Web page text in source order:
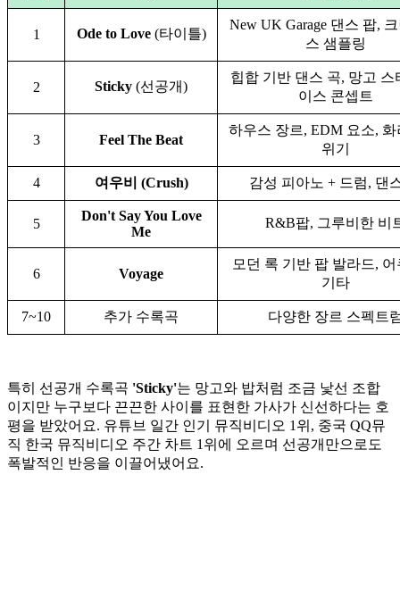
1 Ode to Love(타이틀)
New UK Garage 댄스 팝,
스 샘플링
2 Sticky (선공개)
힙합 기반 댄스 곡, 망고 스
이스 콘셉트
3 Feel The Beat
하우스 장르, EDM 요소, 화
위기
4 여우비 (Crush) 감성 피아노 + 드럼, 댄
5
Don't Say You Love
Me
R&B팝, 그루비한 비
6 Voyage
모던 록 기반 팝 발라드,
기타
7~10 추가 수록곡 다양한 장르 스펙트
특히 선공개 수록곡 'Sticky'는 망고와 밥처럼 조금 낯선 조합
이지만 누구보다 끈끈한 사이를 표현한 가사가 신선하다는 호
평을 받았어요. 유튜브 일간 인기 뮤직비디오 1위, 중국 QQ뮤
직 한국 뮤직비디오 주간 차트 1위에 오르며 선공개만으로도
폭발적인 반응을 이끌어냈어요.